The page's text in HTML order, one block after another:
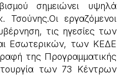
σημειώνει υψηλά
εργαζόμενοι
τις ηγεσίες των
Εσωτερικών, των ΚΕΔΕ
της Προγραμματικής
των 73 Κέντρων